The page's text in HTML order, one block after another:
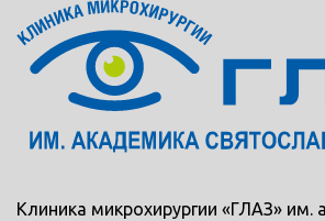
Клиника микрохирургии «ГЛАЗ» им.